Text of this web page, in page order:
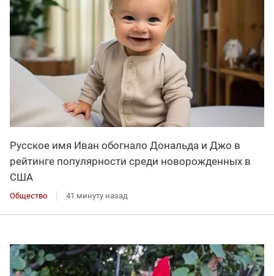
Русское имя Иван обогнало Дональда и Джо в
рейтинге популярности среди новорожденных в
США
Общество 41 минуту назад